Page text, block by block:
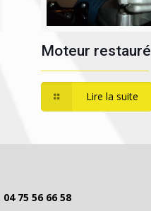
Moteur restauré
Lire la suite
75 56 66 58